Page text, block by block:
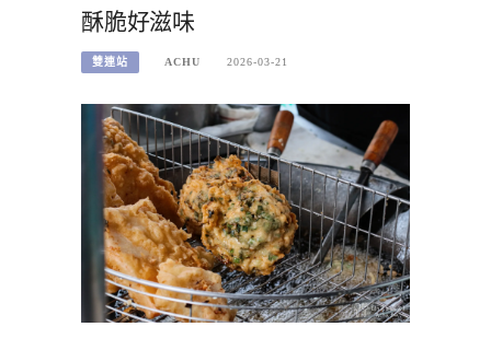
酥脆好滋味
雙連站 ACHU 2026-03-21